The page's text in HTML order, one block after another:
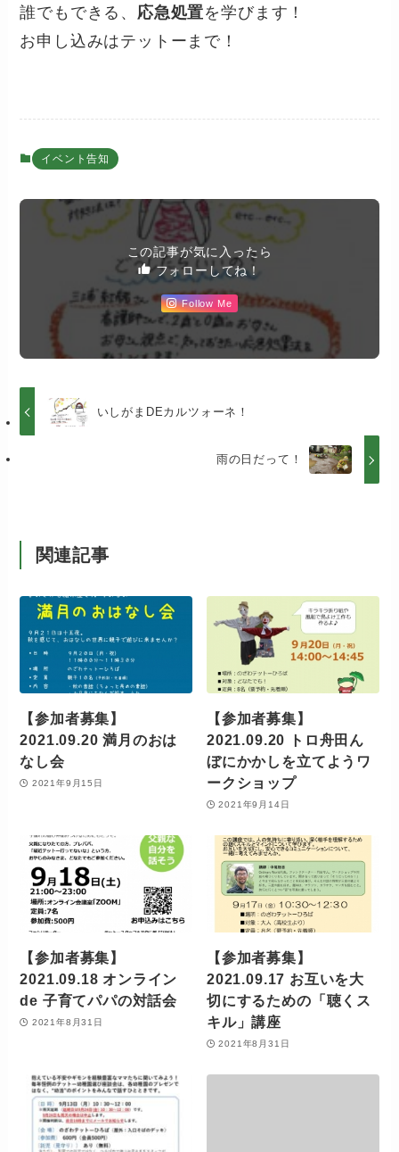
誰でもできる、 応急処置を学びます！
お申し込みはテットーまで！
イベント告知
この記事が気に入ったら
フォローしてね！
Follow Me
いしがまDEカルツォーネ！
雨の日だって！
関連記事
【参加者募集】
2021.09.20 満月のおは
なし会
2021年9月15日
【参加者募集】
2021.09.20 トロ舟田ん
ぼにかかしを立てようワ
ークショップ
2021年9月14日
【参加者募集】
2021.09.18 オンライン
de 子育てパパの対話会
2021年8月31日
【参加者募集】
2021.09.17 お互いを大
切にするための「聴くス
キル」講座
2021年8月31日